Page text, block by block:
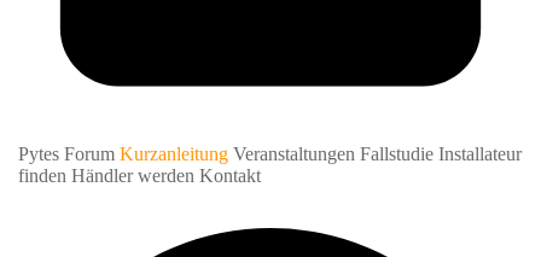
Pytes Forum Kurzanleitung Veranstaltungen Fallstudie Installateur
finden Händler werden Kontakt